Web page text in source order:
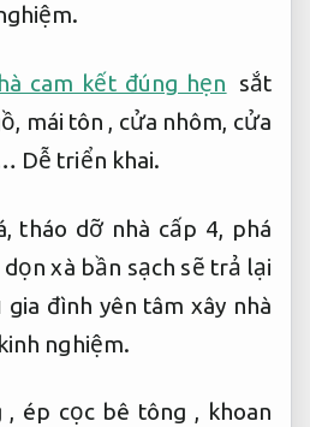
cam kết đúng hẹn sắt
mái tôn , cửa nhôm, cửa
Dễ triển khai.
tháo dỡ nhà cấp 4, phá
xà bần sạch sẽ trả lại
đình yên tâm xây nhà
nghiệm.
, ép cọc bê tông , khoan